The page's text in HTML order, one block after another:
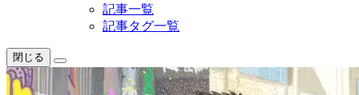
記事一覧
記事タグ一覧
閉じる